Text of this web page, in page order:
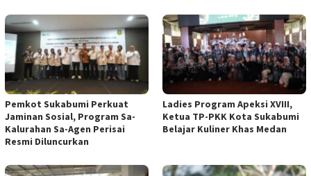
Pemkot Sukabumi Perkuat
Jaminan Sosial, Program Sa-
Kalurahan Sa-Agen Perisai
Resmi Diluncurkan
Ladies Program Apeksi XVIII,
Ketua TP-PKK Kota Sukabumi
Belajar Kuliner Khas Medan